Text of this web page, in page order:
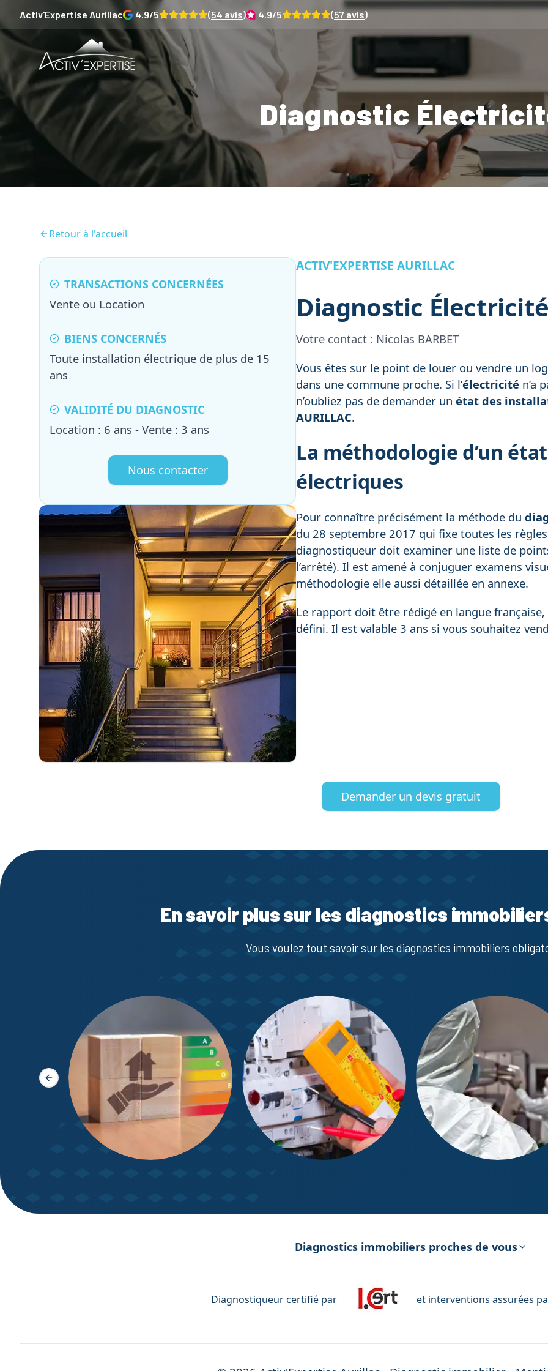
Activ'Expertise Aurillac 4.9/5 (54 avis) 4.9/5 (57 avis)
Diagnostic
Retour à l'accueil
TRANSACTIONS CONCERNÉES
Vente ou Location
BIENS CONCERNÉS
Toute installation électrique de plus de 15
ans
VALIDITÉ DU DIAGNOSTIC
Location : 6 ans - Vente : 3 ans
Nous contacter
ACTIV'EXPERTISE AURILLAC
Diagnostic Électricité
Votre contact : Nicolas BARBET
Vous êtes sur le point de louer ou vendre un
dans une commune proche. Si l’électricité n’a
n’oubliez pas de demander un état des
AURILLAC.
La méthodologie d’un
électriques
Pour connaître précisément la méthode du
du 28 septembre 2017 qui fixe toutes les
diagnostiqueur doit examiner une liste de
l’arrêté). Il est amené à conjuguer examens
méthodologie elle aussi détaillée en annexe.
Le rapport doit être rédigé en langue
défini. Il est valable 3 ans si vous souhaitez
Demander un devis gratuit
En savoir plus sur les diagnostics
Vous voulez tout savoir sur les diagnostics immobiliers
Slide précédente
Diagnostics immobiliers proches de vous
Diagnostiqueur certifié par et interventions assurées